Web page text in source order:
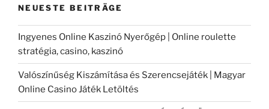
NEUESTE BEITRÄGE
Ingyenes Online Kaszinó Nyerőgép | Online roulette
stratégia, casino, kaszinó
Valószínűség Kiszámítása és Szerencsejáték | Magyar
Online Casino Játék Letöltés